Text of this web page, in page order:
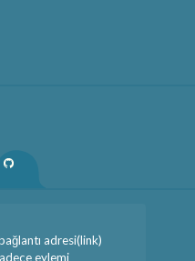
Github
adresi(link)
eylemi